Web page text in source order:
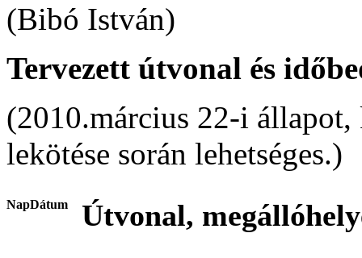
(Bibó István)
Tervezett útvonal és
(2010.március 22-i állapot,
lekötése során lehetséges.)
NapDátum Útvonal,